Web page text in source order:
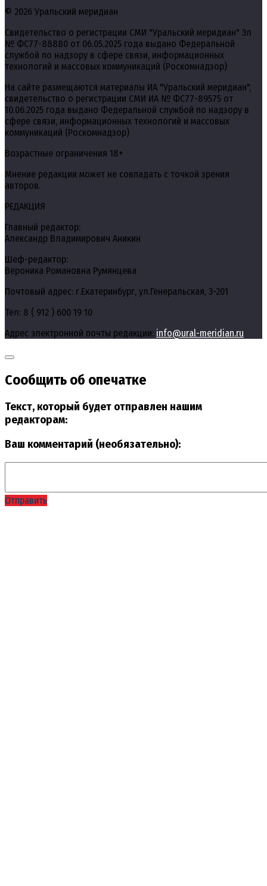
© 2026 Уральский меридиан
Свидетельство о регистрации СМИ "Уральский меридиан" Эл
№ ФС77-88880 от 06.05.2025 года выдано Федеральной
службой по надзору в сфере связи, информационных
технологий и массовых коммуникаций (Роскомнадзор)
На сайте размещаются материалы ИА "Уральский меридиан",
свидетельство о регистрации СМИ ИА № ФС77-89575 от
10.06.2025 года выдано Федеральной службой по надзору в
сфере связи, информационных технологий и массовых
коммуникаций (Роскомнадзор)
Возрастные ограничения 18+
Мнение редакции может не совпадать с точкой зрения
авторов.
РЕДАКЦИЯ
Главный редактор:
Александр Владимирович Аникин
Шеф-редактор:
Вероника Романовна Румянцева
Почтовый адрес: г.Екатеринбург, ул.Генеральская, 3-201
Тел: 8 ( 912 ) 600 19 10
Адрес электронной почты редакции: info@ural-meridian.ru
Сообщить об опечатке
Текст, который будет отправлен нашим
редакторам:
Ваш комментарий (необязательно):
Отправить